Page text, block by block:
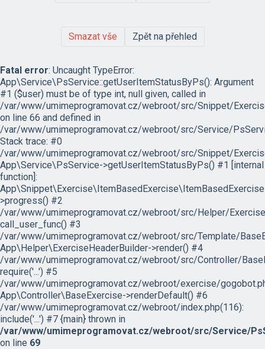
Smazat vše Zpět na přehled
Fatal error: Uncaught TypeError:
App\Service\PsService::getUserItemStatusByPs(): Argument
#1 ($user) must be of type int, null given, called in
/var/www/umimeprogramovat.cz/webroot/src/Snippet/
on line 66 and defined in
/var/www/umimeprogramovat.cz/webroot/src/Service/
Stack trace: #0
/var/www/umimeprogramovat.cz/webroot/src/Snippet/
App\Service\PsService->getUserItemStatusByPs() #1 [internal
function]:
>progress() #2
/var/www/umimeprogramovat.cz/webroot/src/Helper/
call_user_func() #3
/var/www/umimeprogramovat.cz/webroot/src/Template/
App\Helper\ExerciseHeaderBuilder->render() #4
/var/www/umimeprogramovat.cz/webroot/src/Controller/
require('...') #5
/var/www/umimeprogramovat.cz/webroot/exercise/
App\Controller\BaseExercise->renderDefault() #6
/var/www/umimeprogramovat.cz/webroot/index.php(116):
include('...') #7 {main} thrown in
/var/www/umimeprogramovat.cz/webroot/src/Service/
on line 69